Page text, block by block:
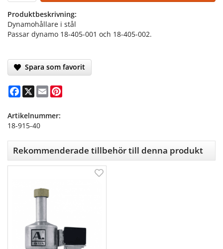
Produktbeskrivning:
Dynamohållare i stål
Passar dynamo 18-405-001 och 18-405-002.
Spara som favorit
Facebook
X Email
Artikelnummer:
18-915-40
Rekommenderade tillbehör till denna produkt